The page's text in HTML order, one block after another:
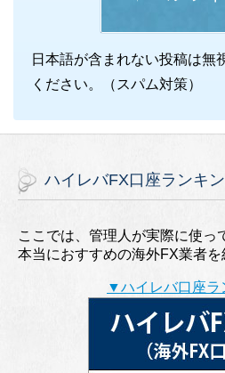
日本語が含まれない投稿は無
ください。（スパム対策）
ハイレバFX口座ランキン
ここでは、管理人が実際に使っ
本当におすすめの海外FX業者を
▼ハイレバ口座